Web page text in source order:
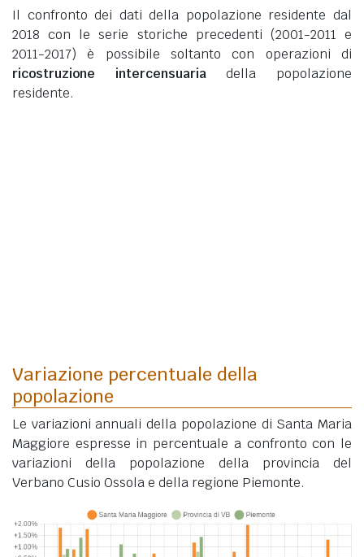
Il confronto dei dati della popolazione residente dal
2018 con le serie storiche precedenti (2001-2011 e
2011-2017) è possibile soltanto con operazioni di
ricostruzione intercensuariadella popolazione
residente.
Variazione percentuale della
popolazione
Le variazioni annuali della popolazione di Santa Maria
Maggiore espresse in percentuale a confronto con le
variazioni della popolazione della provincia del
Verbano Cusio Ossola e della regione Piemonte.